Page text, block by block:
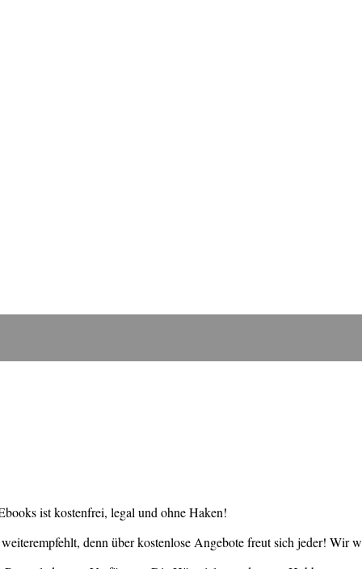
ist kostenfrei, legal und ohne Haken!
denn über kostenlose Angebote freut sich jeder! Wir